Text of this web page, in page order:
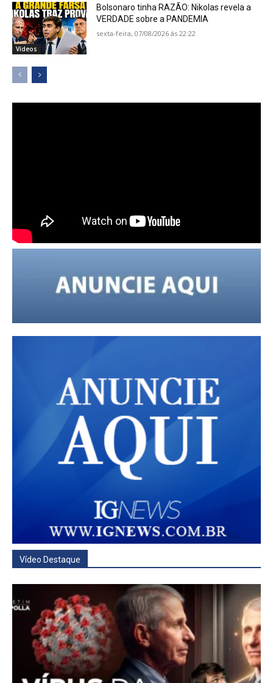
Vídeos
Bolsonaro tinha RAZÃO: Nikolas revela a
VERDADE sobre a PANDEMIA
sexta-feira, 07/08/2026 ás 22:22
Vídeo Destaque